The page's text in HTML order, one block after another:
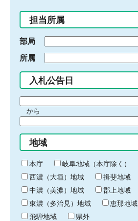
入
力
担当所属
部局
所属
入札公告日
間
始
り
から
間
終
わ
り
地域
本庁
岐阜地域（本庁除く）
西濃（大垣）地域
揖斐地域
中濃（美濃）地域
郡上地域
東濃（多治見）地域
恵那地域
飛騨地域
県外